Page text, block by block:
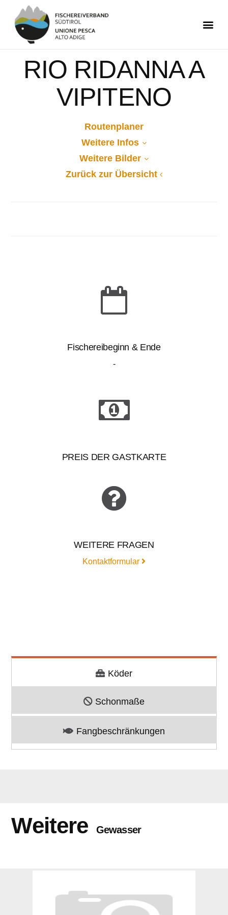
RIO RIDANNA A
VIPITENO
Routenplaner
Weitere Infos
Weitere Bilder
Zurück zur Übersicht
Fischereibeginn & Ende
-
PREIS DER GASTKARTE
WEITERE FRAGEN
Kontaktformular
Köder
Schonmaße
Fangbeschränkungen
Weitere Gewasser